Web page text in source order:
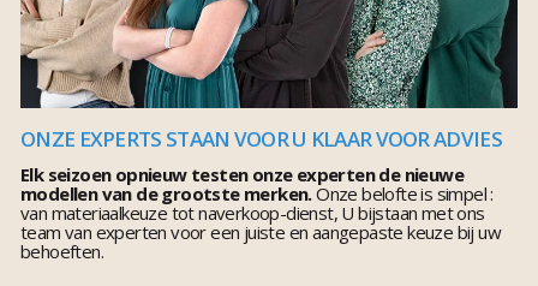
ONZE EXPERTS STAAN VOOR U KLAAR VOOR ADVIES
Elk seizoen opnieuw testen onze experten de nieuwe
modellen van de grootste merken.Onze belofte is simpel :
van materiaalkeuze tot naverkoop-dienst, U bijstaan met ons
team van experten voor een juiste en aangepaste keuze bij uw
behoeften.